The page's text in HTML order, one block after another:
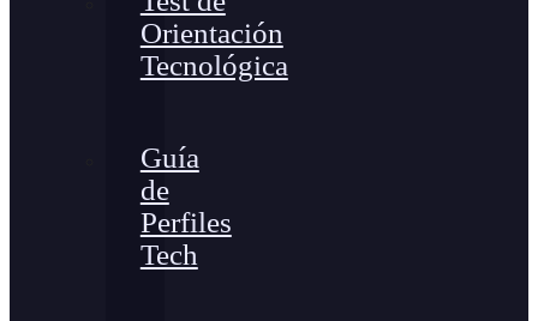
Orientación
Tecnológica
Guía
de
Perfiles
Tech